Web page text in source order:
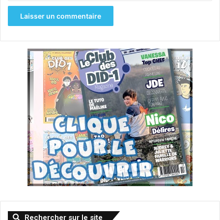
Rechercher sur le site